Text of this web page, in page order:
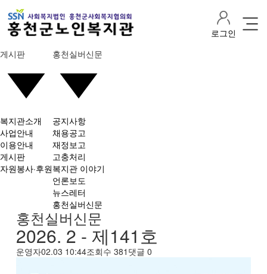
로그인
게시판
복지관소개
사업안내
이용안내
게시판
자원봉사·후원
홍천실버신문
공지사항
채용공고
재정보고
고충처리
복지관 이야기
언론보도
뉴스레터
홍천실버신문
홍천실버신문
2026. 2 - 제141호
운영자02.03 10:44조회수 381 댓글 0